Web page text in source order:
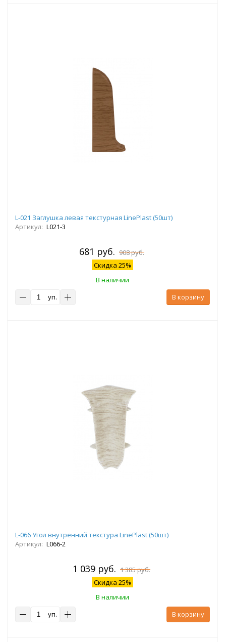
L-021 Заглушка левая текстурная LinePlast (50шт)
Артикул: L021-3
681 руб. 908 руб.
Скидка 25%
В наличии
уп.
В корзину
L-066 Угол внутренний текстура LinePlast (50шт)
Артикул: L066-2
1 039 руб. 1 385 руб.
Скидка 25%
В наличии
уп.
В корзину